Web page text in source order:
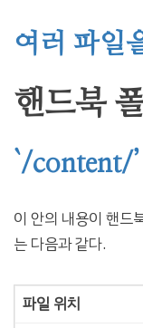
여러 파일
핸드북
`/content/’
이 안의 내용이 핸드
는 다음과 같다.
파일 위치